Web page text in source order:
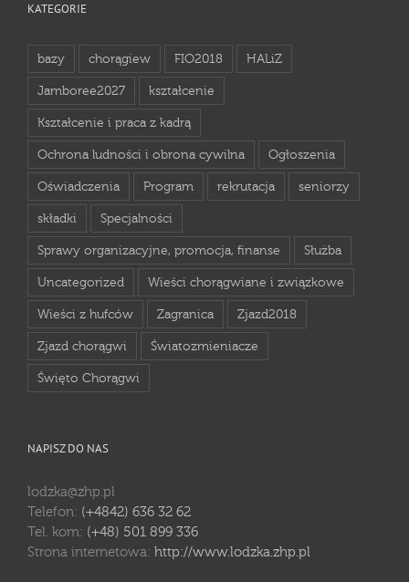
KATEGORIE
bazy chorągiew FIO2018 HALiZ
Jamboree2027 kształcenie
Kształcenie i praca z kadrą
Ochrona ludności i obrona cywilna Ogłoszenia
Oświadczenia Program rekrutacja seniorzy
składki Specjalności
Sprawy organizacyjne, promocja, finanse Służba
Uncategorized Wieści chorągwiane i związkowe
Wieści z hufców Zagranica Zjazd2018
Zjazd chorągwi Światozmieniacze
Święto Chorągwi
NAPISZ DO NAS
lodzka@zhp.pl
Telefon: (+4842) 636 32 62
Tel. kom: (+48) 501 899 336
Strona internetowa: http://www.lodzka.zhp.pl